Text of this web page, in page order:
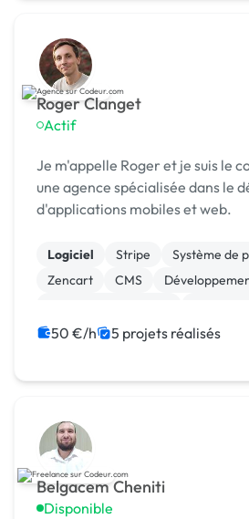
Roger Clanget
Actif
Je m'appelle Roger et je suis le
une agence spécialisée dans le
d'applications mobiles et web.
Logiciel Stripe
Système de
Zencart
CMS
Landing page
Migration ou
50 €/h 5 projets réalisés
Belgacem Cheniti
Disponible